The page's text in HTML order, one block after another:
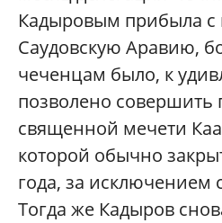
Кадыровым прибыла с
Саудовскую Аравию,
чеченцам было, к
позволено совершить
священной мечети
которой обычно
года, за исключением
Тогда же Кадыров